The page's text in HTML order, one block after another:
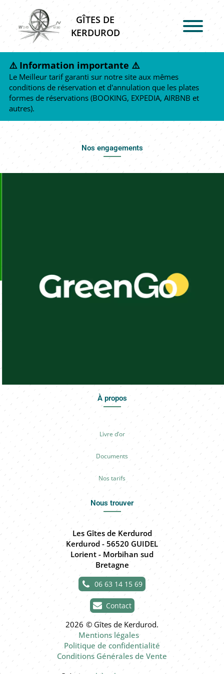
GÎTES DE
KERDUROD
⚠️ Information importante ⚠️
Le Meilleur tarif garanti sur notre site aux mêmes
conditions de réservation et d'annulation que les plates
formes de réservations (BOOKING, EXPEDIA, AIRBNB et
autres).
Nos engagements
À propos
Livre d’or
Documents
Nos tarifs
Nous trouver
Les Gîtes de Kerdurod
Kerdurod - 56520 GUIDEL
Lorient - Morbihan sud
Bretagne
06 63 14 15 69
Contact
2026 © Gîtes de Kerdurod.
Mentions légales
Politique de confidentialité
Conditions Générales de Vente